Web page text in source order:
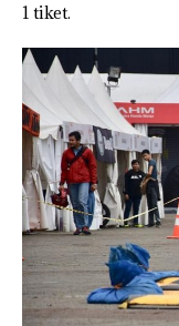
1 tiket.